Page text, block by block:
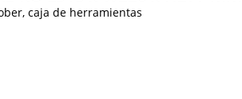
caja de herramientas